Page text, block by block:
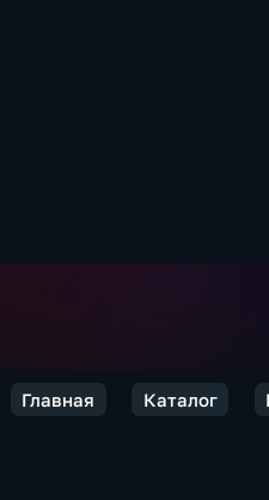
Главная Каталог